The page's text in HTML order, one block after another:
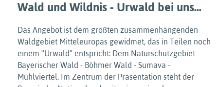
Wald und Wildnis - Urwald bei uns...
Das Angebot ist dem größten zusammenhängenden
Waldgebiet Mitteleuropas gewidmet, das in Teilen noch
einem ʺUrwaldʺ entspricht: Dem Naturschutzgebiet
Bayerischer Wald - Böhmer Wald - Sumava -
Mühlviertel. Im Zentrum der Präsentation steht der